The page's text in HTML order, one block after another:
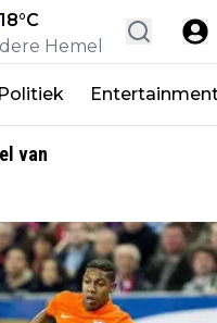
18°C
Hemel
Politiek
van